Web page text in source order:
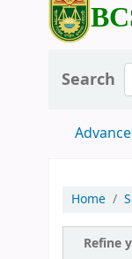
Search
Home
Refine